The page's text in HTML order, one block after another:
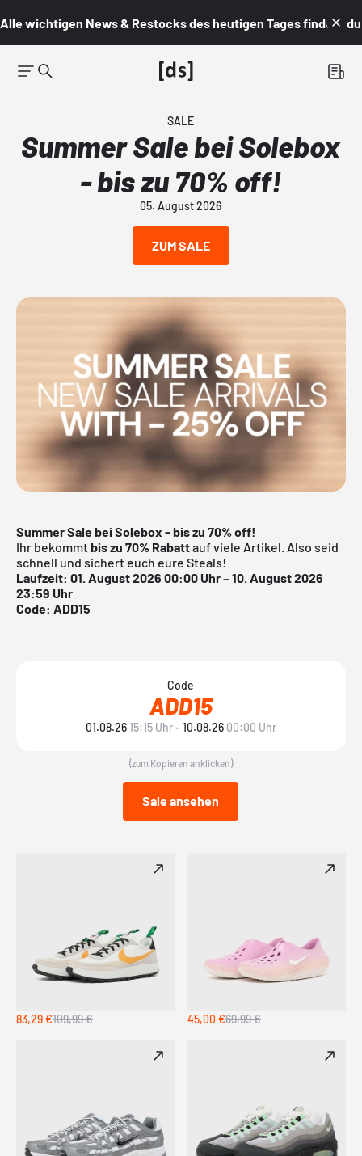
Alle wichtigen News & Restocks des heutigen Tages findest du
SALE
Summer Sale bei Solebox
- bis zu 70% off!
05. August 2026
ZUM SALE
Summer Sale bei Solebox - bis zu 70% off!
Ihr bekommtbis zu 70% Rabattauf viele Artikel. Also seid
schnell und sichert euch eure Steals!
Laufzeit: 01. August 2026 00:00 Uhr – 10. August 2026
23:59 Uhr
Code: ADD15
Code
ADD15
01.08.2615:15 Uhr- 10.08.26 00:00 Uhr
(zum Kopieren anklicken)
Sale ansehen
83,29 €109,99 € 45,00 €69,99 €